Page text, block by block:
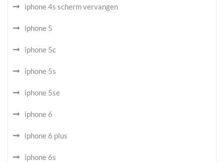
iphone 4s scherm vervangen
iphone 5
iphone 5c
iphone 5s
iphone 5se
iphone 6
iphone 6 plus
iphone 6s